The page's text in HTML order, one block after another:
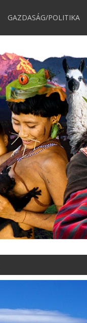
GAZDASÁG/POLITIKA